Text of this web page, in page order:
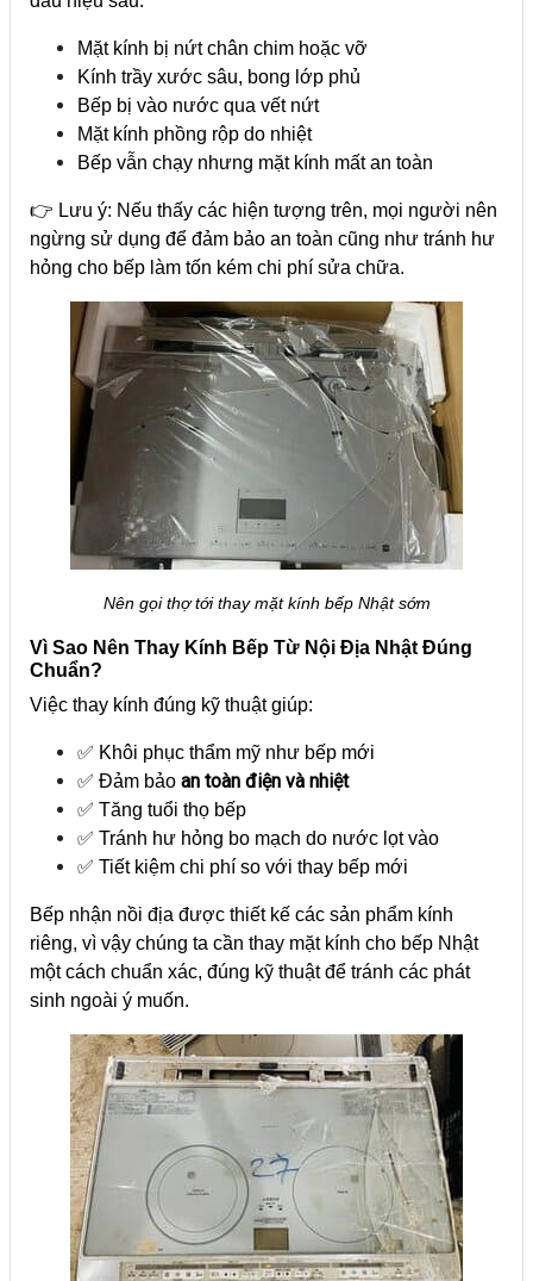
Mặt kính bị nứt chân chim hoặc vỡ
Kính trầy xước sâu, bong lớp phủ
Bếp bị vào nước qua vết nứt
Mặt kính phồng rộp do nhiệt
Bếp vẫn chạy nhưng mặt kính mất an toàn
👉 Lưu ý: Nếu thấy các hiện tượng trên, mọi người nên
ngừng sử dụng để đảm bảo an toàn cũng như tránh hư
hỏng cho bếp làm tốn kém chi phí sửa chữa.
Nên gọi thợ tới thay mặt kính bếp Nhật sớm
Vì Sao Nên Thay Kính Bếp Từ Nội Địa Nhật Đúng
Chuẩn?
Việc thay kính đúng kỹ thuật giúp:
✅ Khôi phục thẩm mỹ như bếp mới
✅ Đảm bảo an toàn điện và nhiệt
✅ Tăng tuổi thọ bếp
✅ Tránh hư hỏng bo mạch do nước lọt vào
✅ Tiết kiệm chi phí so với thay bếp mới
Bếp nhận nồi địa được thiết kế các sản phẩm kính
riêng, vì vậy chúng ta cần thay mặt kính cho bếp Nhật
một cách chuẩn xác, đúng kỹ thuật để tránh các phát
sinh ngoài ý muốn.